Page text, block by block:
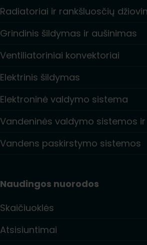
Radiatoriai ir rankšluosčių
Grindinis šildymas ir aušinimas
Ventiliatoriniai konvektoriai
Elektrinis šildymas
Elektroninė valdymo sistema
Vandeninės valdymo sistemos
Vandens paskirstymo sistemos
Naudingos nuorodos
Skaičiuoklės
Atsisiuntimai